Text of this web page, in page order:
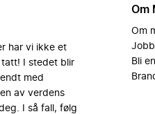
har vi ikke et
I stedet blir
med
av verdens
I så fall, følg
Om
Om
Jobb
Bli